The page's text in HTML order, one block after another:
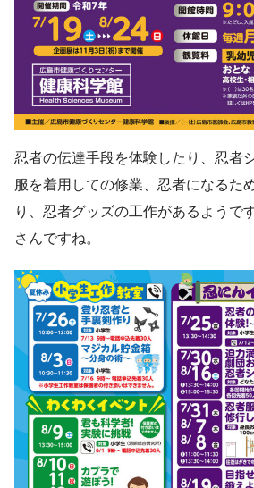
忍者の伝達手段を体験したり、忍者
服を着用しての修業、忍者になるた
り、忍者グッズの工作があるようで
さんですね。